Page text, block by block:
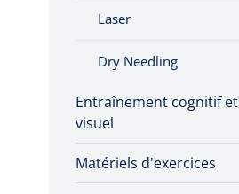
Laser
Dry Needling
Entraînement cognitif et
visuel
Entraînement cognitif
Matériels d'exercices